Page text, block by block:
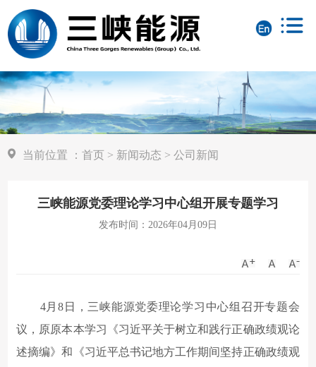
当前位置 ：首页 > 新闻动态 >公司新闻
三峡能源党委理论学习中心组开展专题学习
发布时间：2026年04月09日
4月8日，三峡能源党委理论学习中心组召开专题会
议，原原本本学习《习近平关于树立和践行正确政绩观论
述摘编》和《习近平总书记地方工作期间坚持正确政绩观